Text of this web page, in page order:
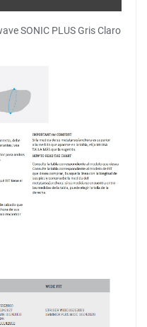
SONIC PLUS Gris Claro